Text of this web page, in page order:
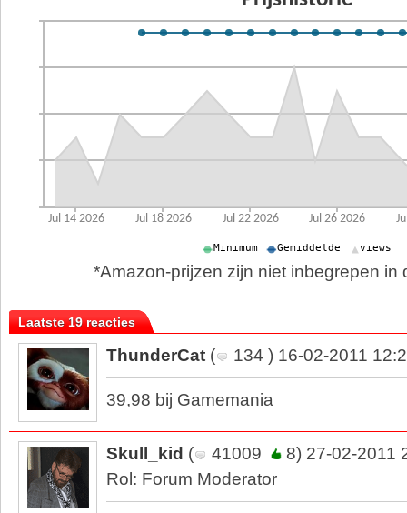
*Amazon-prijzen zijn niet inbegrepen in
Laatste 19 reacties
ThunderCat ( 134 ) 16-02-2011
39,98 bij Gamemania
Skull_kid ( 41009
8) 27-02-2011
Rol: Forum Moderator